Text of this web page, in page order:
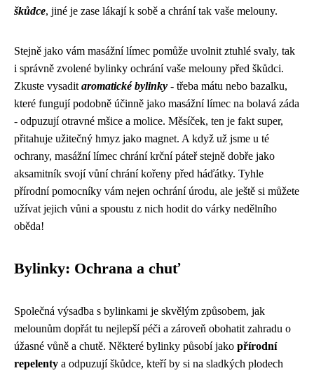
škůdce, jiné je zase lákají k sobě a chrání tak vaše melouny.
Stejně jako vám masážní límec pomůže uvolnit ztuhlé svaly, tak
i správně zvolené bylinky ochrání vaše melouny před škůdci.
Zkuste vysadit aromatické bylinky - třeba mátu nebo bazalku,
které fungují podobně účinně jako masážní límec na bolavá záda
- odpuzují otravné mšice a molice. Měsíček, ten je fakt super,
přitahuje užitečný hmyz jako magnet. A když už jsme u té
ochrany, masážní límec chrání krční páteř stejně dobře jako
aksamitník svojí vůní chrání kořeny před háďátky. Tyhle
přírodní pomocníky vám nejen ochrání úrodu, ale ještě si můžete
užívat jejich vůni a spoustu z nich hodit do várky nedělního
oběda!
Bylinky: Ochrana a chuť
Společná výsadba s bylinkami je skvělým způsobem, jak
melounům dopřát tu nejlepší péči a zároveň obohatit zahradu o
úžasné vůně a chutě. Některé bylinky působí jako přírodní
repelenty a odpuzují škůdce, kteří by si na sladkých plodech